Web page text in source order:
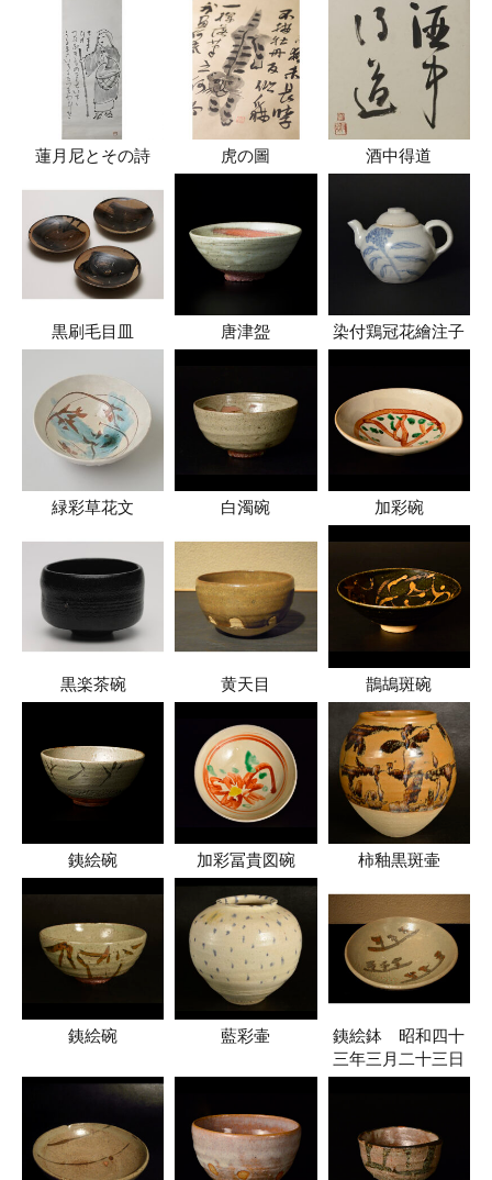
蓮月尼とその詩 虎の圖 酒中得道
黒刷毛目皿 唐津盌 染付鶏冠花繪注子
緑彩草花文 白濁碗 加彩碗
黒楽茶碗 黄天目 鵲鴣斑碗
銕絵碗 加彩冨貴図碗 柿釉黒斑壷
銕絵碗 藍彩壷
銕絵鉢 昭和四十
三年三月二十三日